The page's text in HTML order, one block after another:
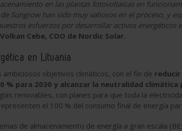
en las plantas fotovoltaicas en
Sungrow han sido muy valiosos en el proceso, y
esfuerzos por desarrollar activos
Cebe, COO de Nordic Solar.
en Lituania
ambiciosos objetivos climáticos, con el fin de reducir
% para 2030 y alcanzar la neutralidad climática
renovables, con planes para que toda la
el 100 % del consumo final de energía
de almacenamiento de energía a gran escala